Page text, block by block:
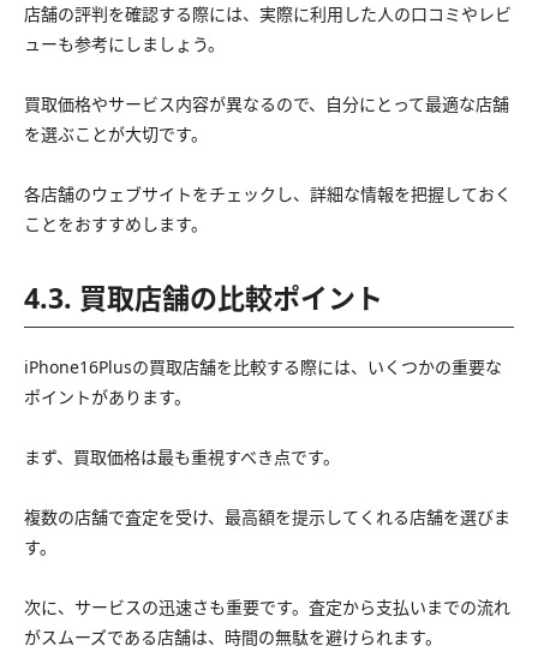
店舗の評判を確認する際には、実際に利用した人の口コミやレビ
ューも参考にしましょう。
買取価格やサービス内容が異なるので、自分にとって最適な店舗
を選ぶことが大切です。
各店舗のウェブサイトをチェックし、詳細な情報を把握しておく
ことをおすすめします。
4.3. 買取店舗の比較ポイント
iPhone16Plusの買取店舗を比較する際には、いくつかの重要な
ポイントがあります。
まず、買取価格は最も重視すべき点です。
複数の店舗で査定を受け、最高額を提示してくれる店舗を選びま
す。
次に、サービスの迅速さも重要です。査定から支払いまでの流れ
がスムーズである店舗は、時間の無駄を避けられます。